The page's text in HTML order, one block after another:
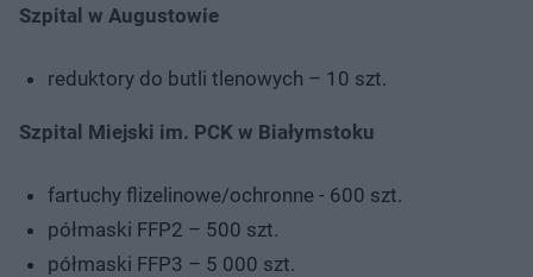
Szpital w Augustowie
reduktory do butli tlenowych – 10 szt.
Szpital Miejski im. PCK w Białymstoku
fartuchy flizelinowe/ochronne - 600 szt.
półmaski FFP2 – 500 szt.
półmaski FFP3 – 5 000 szt.